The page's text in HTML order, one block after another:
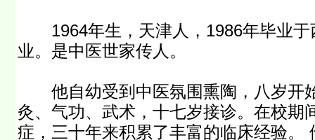
1964年生，天津人，1986年毕业于
业。是中医世家传人。
他自幼受到中医氛围熏陶，八岁开
灸、气功、武术，十七岁接诊。在校期
症，三十年来积累了丰富的临床经验。